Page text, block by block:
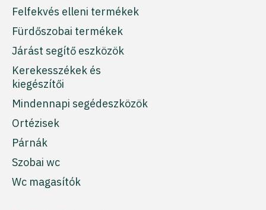
Felfekvés elleni termékek
Fürdőszobai termékek
Járást segítő eszközök
Kerekesszékek és
kiegészítői
Mindennapi segédeszközök
Ortézisek
Párnák
Szobai wc
Wc magasítók